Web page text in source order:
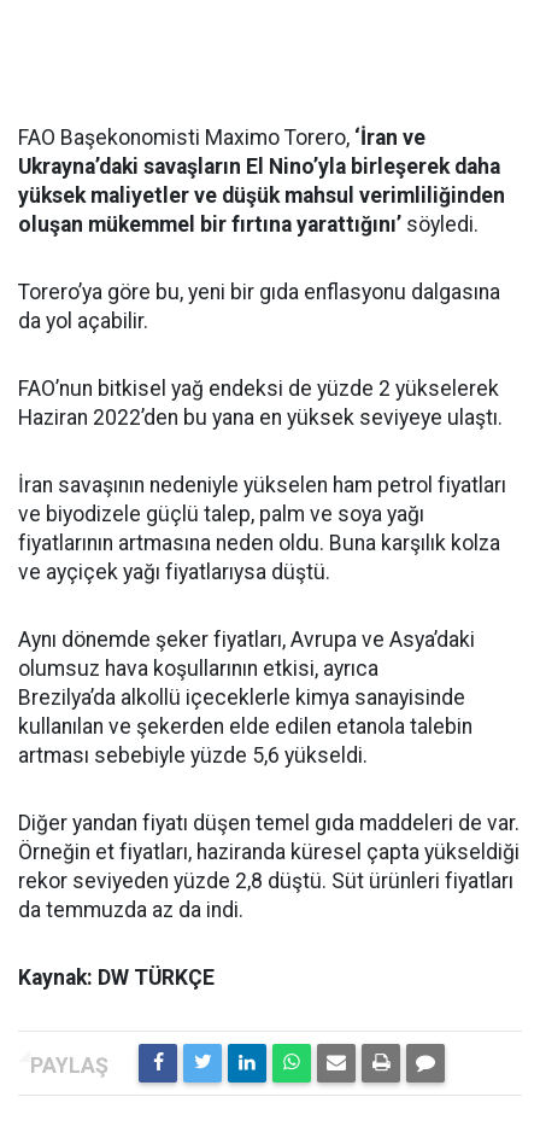
FAO Başekonomisti Maximo Torero, ‘İran ve
Ukrayna’daki savaşların El Nino’yla birleşerek daha
yüksek maliyetler ve düşük mahsul verimliliğinden
oluşan mükemmel bir fırtına yarattığını’ söyledi.
Torero’ya göre bu, yeni bir gıda enflasyonu dalgasına
da yol açabilir.
FAO’nun bitkisel yağ endeksi de yüzde 2 yükselerek
Haziran 2022’den bu yana en yüksek seviyeye ulaştı.
İran savaşının nedeniyle yükselen ham petrol fiyatları
ve biyodizele güçlü talep, palm ve soya yağı
fiyatlarının artmasına neden oldu. Buna karşılık kolza
ve ayçiçek yağı fiyatlarıysa düştü.
Aynı dönemde şeker fiyatları, Avrupa ve Asya’daki
olumsuz hava koşullarının etkisi, ayrıca
Brezilya’da alkollü içeceklerle kimya sanayisinde
kullanılan ve şekerden elde edilen etanola talebin
artması sebebiyle yüzde 5,6 yükseldi.
Diğer yandan fiyatı düşen temel gıda maddeleri de var.
Örneğin et fiyatları, haziranda küresel çapta yükseldiği
rekor seviyeden yüzde 2,8 düştü. Süt ürünleri fiyatları
da temmuzda az da indi.
Kaynak: DW TÜRKÇE